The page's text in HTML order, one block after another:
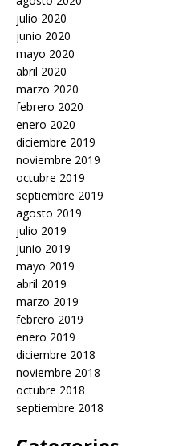
julio 2020
junio 2020
mayo 2020
abril 2020
marzo 2020
febrero 2020
enero 2020
diciembre 2019
noviembre 2019
octubre 2019
septiembre 2019
agosto 2019
julio 2019
junio 2019
mayo 2019
abril 2019
marzo 2019
febrero 2019
enero 2019
diciembre 2018
noviembre 2018
octubre 2018
septiembre 2018